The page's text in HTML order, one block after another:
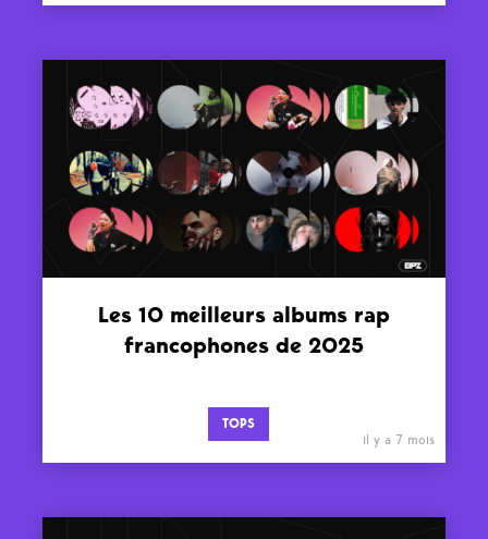
Les 10 meilleurs albums rap
francophones de 2025
TOPS
il y a 7 mois